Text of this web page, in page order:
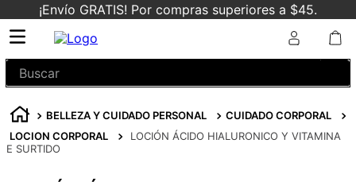
¡Envío GRATIS! Por compras superiores a $45.
Buscar
BELLEZA Y CUIDADO PERSONAL
CUIDADO CORPORAL
LOCION CORPORAL
LOCIÓN ÁCIDO HIALURONICO Y VITAMINA
E SURTIDO